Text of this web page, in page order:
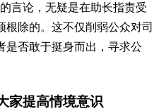
言论，无疑是在助长指责受
除的。这不仅削弱公众对司
是否敢于挺身而出，寻求公
家提高情境意识